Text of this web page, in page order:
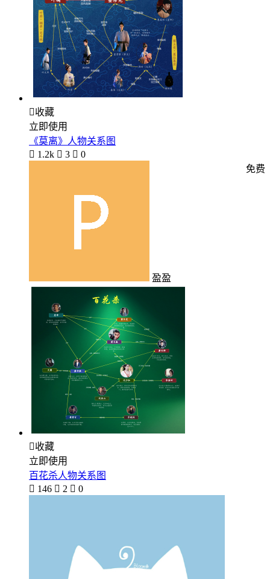
收藏
立即使用
《莫离》人物关系图
 1.2k  3  0
盈盈
免费
收藏
立即使用
百花杀人物关系图
 146  2  0